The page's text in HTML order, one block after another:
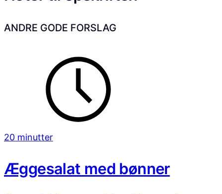
ANDRE GODE FORSLAG
20 minutter
Æggesalat med bønner